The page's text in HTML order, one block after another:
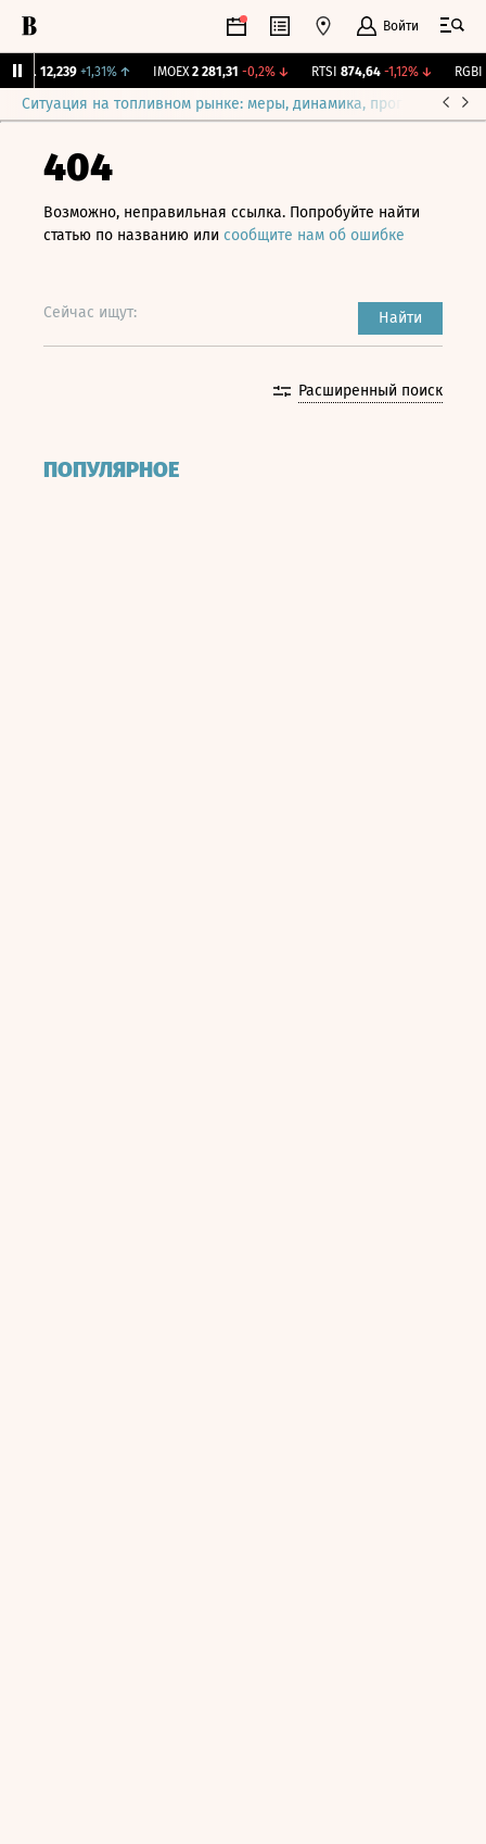
Войти
12,239 +1,31% ↑ IMOEX 2 281,31 -0,2%↓ RTSI 874,64 -1,12%↓ RGBI
Ситуация на топливном рынке: меры, динамика, прогнозы
404
Возможно, неправильная ссылка. Попробуйте найти
статью по названию или сообщите нам об ошибке
Сейчас ищут: Найти
Расширенный поиск
ПОПУЛЯРНОЕ